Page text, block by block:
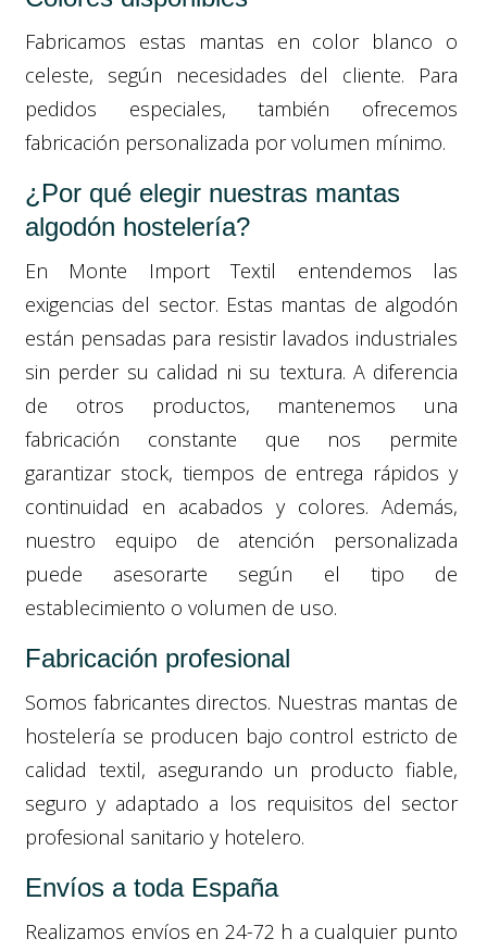
Fabricamos estas mantas en color blanco o
celeste, según necesidades del cliente. Para
pedidos especiales, también ofrecemos
fabricación personalizada por volumen mínimo.
¿Por qué elegir nuestras mantas
algodón hostelería?
En Monte Import Textil entendemos las
exigencias del sector. Estas mantas de algodón
están pensadas para resistir lavados industriales
sin perder su calidad ni su textura. A diferencia
de otros productos, mantenemos una
fabricación constante que nos permite
garantizar stock, tiempos de entrega rápidos y
continuidad en acabados y colores. Además,
nuestro equipo de atención personalizada
puede asesorarte según el tipo de
establecimiento o volumen de uso.
Fabricación profesional
Somos fabricantes directos. Nuestras mantas de
hostelería se producen bajo control estricto de
calidad textil, asegurando un producto fiable,
seguro y adaptado a los requisitos del sector
profesional sanitario y hotelero.
Envíos a toda España
Realizamos envíos en 24-72 h a cualquier punto